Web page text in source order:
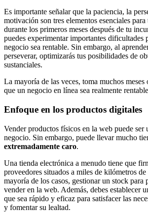
Es importante señalar que la paciencia, la
motivación son tres elementos esenciales
durante los primeros meses después de tu
puedes experimentar importantes dificultades
negocio sea rentable. Sin embargo, al
perseverar, optimizarás tus posibilidades de
sustanciales.
La mayoría de las veces, toma muchos meses
que un negocio en línea sea realmente
Enfoque en los productos digitales
Vender productos físicos en la web puede ser
negocio. Sin embargo, puede llevar mucho
extremadamente caro.
Una tienda electrónica a menudo tiene que
proveedores situados a miles de kilómetros de
mayoría de los casos, gestionar un stock para
vender en la web. Además, debes establecer
que sea rápido y eficaz para satisfacer las
y fomentar su lealtad.